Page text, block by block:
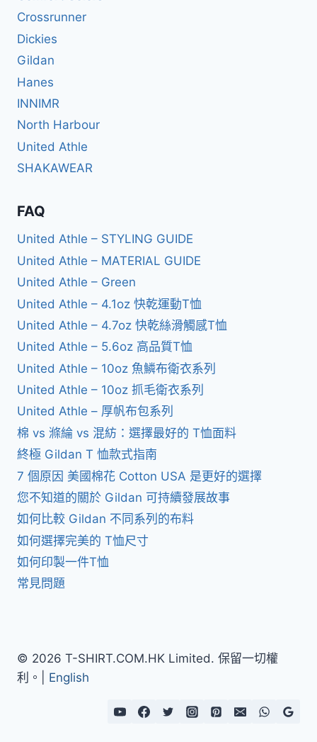
Crossrunner
Dickies
Gildan
Hanes
INNIMR
North Harbour
United Athle
SHAKAWEAR
FAQ
United Athle – STYLING GUIDE
United Athle – MATERIAL GUIDE
United Athle – Green
United Athle – 4.1oz 快乾運動T恤
United Athle – 4.7oz 快乾絲滑觸感T恤
United Athle – 5.6oz 高品質T恤
United Athle – 10oz 魚鱗布衛衣系列
United Athle – 10oz 抓毛衛衣系列
United Athle – 厚帆布包系列
棉 vs 滌綸 vs 混紡：選擇最好的 T恤面料
終極 Gildan T 恤款式指南
7 個原因 美國棉花 Cotton USA 是更好的選擇
您不知道的關於 Gildan 可持續發展故事
如何比較 Gildan 不同系列的布料
如何選擇完美的 T恤尺寸
如何印製一件T恤
常見問題
© 2026 T-SHIRT.COM.HK Limited. 保留一切權
利。| English